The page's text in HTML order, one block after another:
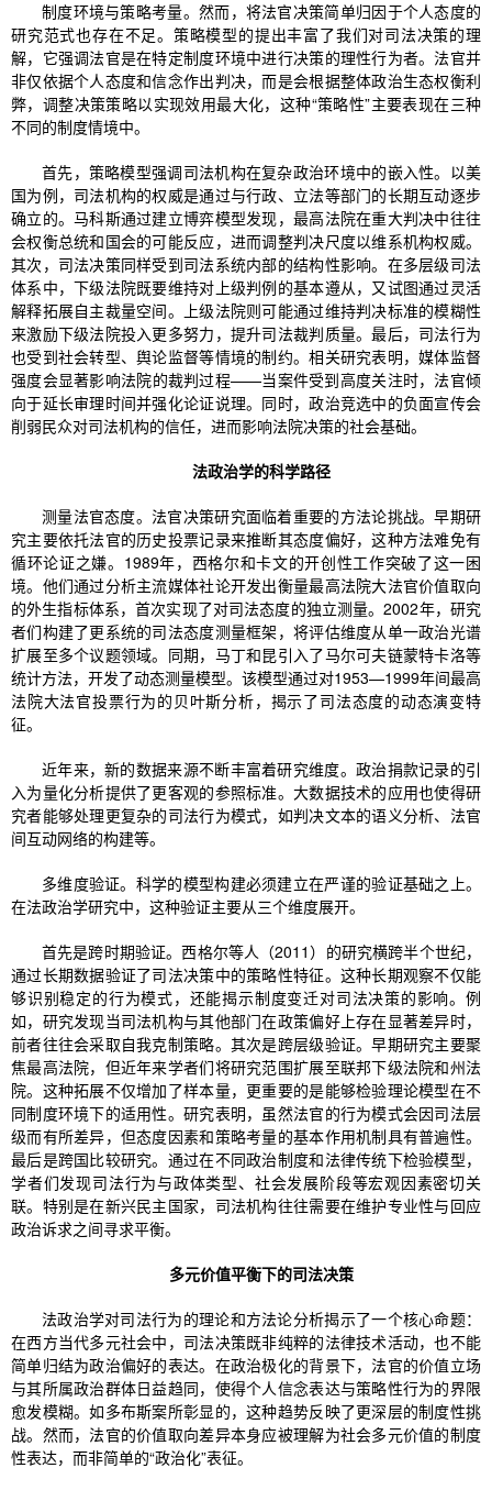
制度环境与策略考量。然而，将法官决策简单归因于个人态度的
研究范式也存在不足。策略模型的提出丰富了我们对司法决策的理
解，它强调法官是在特定制度环境中进行决策的理性行为者。法官并
非仅依据个人态度和信念作出判决，而是会根据整体政治生态权衡利
弊，调整决策策略以实现效用最大化，这种“策略性”主要表现在三种
不同的制度情境中。
首先，策略模型强调司法机构在复杂政治环境中的嵌入性。以美
国为例，司法机构的权威是通过与行政、立法等部门的长期互动逐步
确立的。马科斯通过建立博弈模型发现，最高法院在重大判决中往往
会权衡总统和国会的可能反应，进而调整判决尺度以维系机构权威。
其次，司法决策同样受到司法系统内部的结构性影响。在多层级司法
体系中，下级法院既要维持对上级判例的基本遵从，又试图通过灵活
解释拓展自主裁量空间。上级法院则可能通过维持判决标准的模糊性
来激励下级法院投入更多努力，提升司法裁判质量。最后，司法行为
也受到社会转型、舆论监督等情境的制约。相关研究表明，媒体监督
强度会显著影响法院的裁判过程——当案件受到高度关注时，法官倾
向于延长审理时间并强化论证说理。同时，政治竞选中的负面宣传会
削弱民众对司法机构的信任，进而影响法院决策的社会基础。
法政治学的科学路径
测量法官态度。法官决策研究面临着重要的方法论挑战。早期研
究主要依托法官的历史投票记录来推断其态度偏好，这种方法难免有
循环论证之嫌。1989年，西格尔和卡文的开创性工作突破了这一困
境。他们通过分析主流媒体社论开发出衡量最高法院大法官价值取向
的外生指标体系，首次实现了对司法态度的独立测量。2002年，研究
者们构建了更系统的司法态度测量框架，将评估维度从单一政治光谱
扩展至多个议题领域。同期，马丁和昆引入了马尔可夫链蒙特卡洛等
统计方法，开发了动态测量模型。该模型通过对1953—1999年间最高
法院大法官投票行为的贝叶斯分析，揭示了司法态度的动态演变特
征。
近年来，新的数据来源不断丰富着研究维度。政治捐款记录的引
入为量化分析提供了更客观的参照标准。大数据技术的应用也使得研
究者能够处理更复杂的司法行为模式，如判决文本的语义分析、法官
间互动网络的构建等。
多维度验证。科学的模型构建必须建立在严谨的验证基础之上。
在法政治学研究中，这种验证主要从三个维度展开。
首先是跨时期验证。西格尔等人（2011）的研究横跨半个世纪，
通过长期数据验证了司法决策中的策略性特征。这种长期观察不仅能
够识别稳定的行为模式，还能揭示制度变迁对司法决策的影响。例
如，研究发现当司法机构与其他部门在政策偏好上存在显著差异时，
前者往往会采取自我克制策略。其次是跨层级验证。早期研究主要聚
焦最高法院，但近年来学者们将研究范围扩展至联邦下级法院和州法
院。这种拓展不仅增加了样本量，更重要的是能够检验理论模型在不
同制度环境下的适用性。研究表明，虽然法官的行为模式会因司法层
级而有所差异，但态度因素和策略考量的基本作用机制具有普遍性。
最后是跨国比较研究。通过在不同政治制度和法律传统下检验模型，
学者们发现司法行为与政体类型、社会发展阶段等宏观因素密切关
联。特别是在新兴民主国家，司法机构往往需要在维护专业性与回应
政治诉求之间寻求平衡。
多元价值平衡下的司法决策
法政治学对司法行为的理论和方法论分析揭示了一个核心命题：
在西方当代多元社会中，司法决策既非纯粹的法律技术活动，也不能
简单归结为政治偏好的表达。在政治极化的背景下，法官的价值立场
与其所属政治群体日益趋同，使得个人信念表达与策略性行为的界限
愈发模糊。如多布斯案所彰显的，这种趋势反映了更深层的制度性挑
战。然而，法官的价值取向差异本身应被理解为社会多元价值的制度
性表达，而非简单的“政治化”表征。